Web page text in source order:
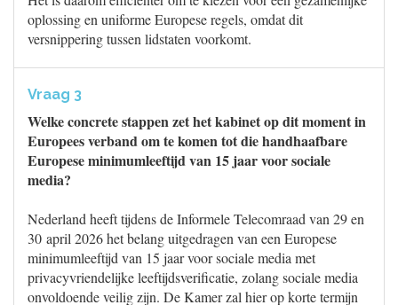
oplossing en uniforme Europese regels, omdat dit
versnippering tussen lidstaten voorkomt.
Vraag 3
Welke concrete stappen zet het kabinet op dit moment in
Europees verband om te komen tot die handhaafbare
Europese minimumleeftijd van 15 jaar voor sociale
media?
Nederland heeft tijdens de Informele Telecomraad van 29 en
30 april 2026 het belang uitgedragen van een Europese
minimumleeftijd van 15 jaar voor sociale media met
privacyvriendelijke leeftijdsverificatie, zolang sociale media
onvoldoende veilig zijn. De Kamer zal hier op korte termijn